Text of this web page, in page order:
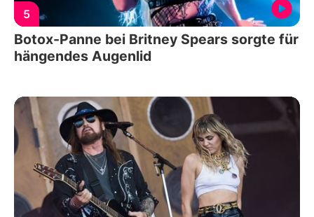
5
Botox-Panne bei Britney Spears sorgte für
hängendes Augenlid